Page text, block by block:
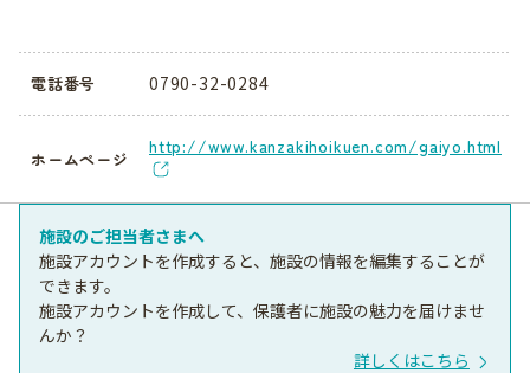
電話番号 0790-32-0284
ホームページ
http://www.kanzakihoikuen.com/gaiyo.html
施設のご担当者さまへ
施設アカウントを作成すると、施設の情報を編集することが
できます。
施設アカウントを作成して、保護者に施設の魅力を届けませ
んか？
詳しくはこちら